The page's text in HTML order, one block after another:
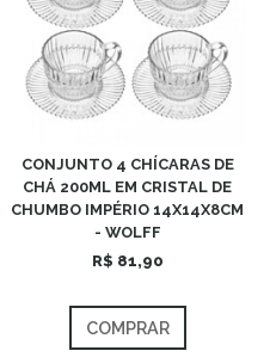
CONJUNTO 4 CHÍCARAS DE
CHÁ 200ML EM CRISTAL DE
CHUMBO IMPÉRIO 14X14X8CM
- WOLFF
R$ 81,90
COMPRAR